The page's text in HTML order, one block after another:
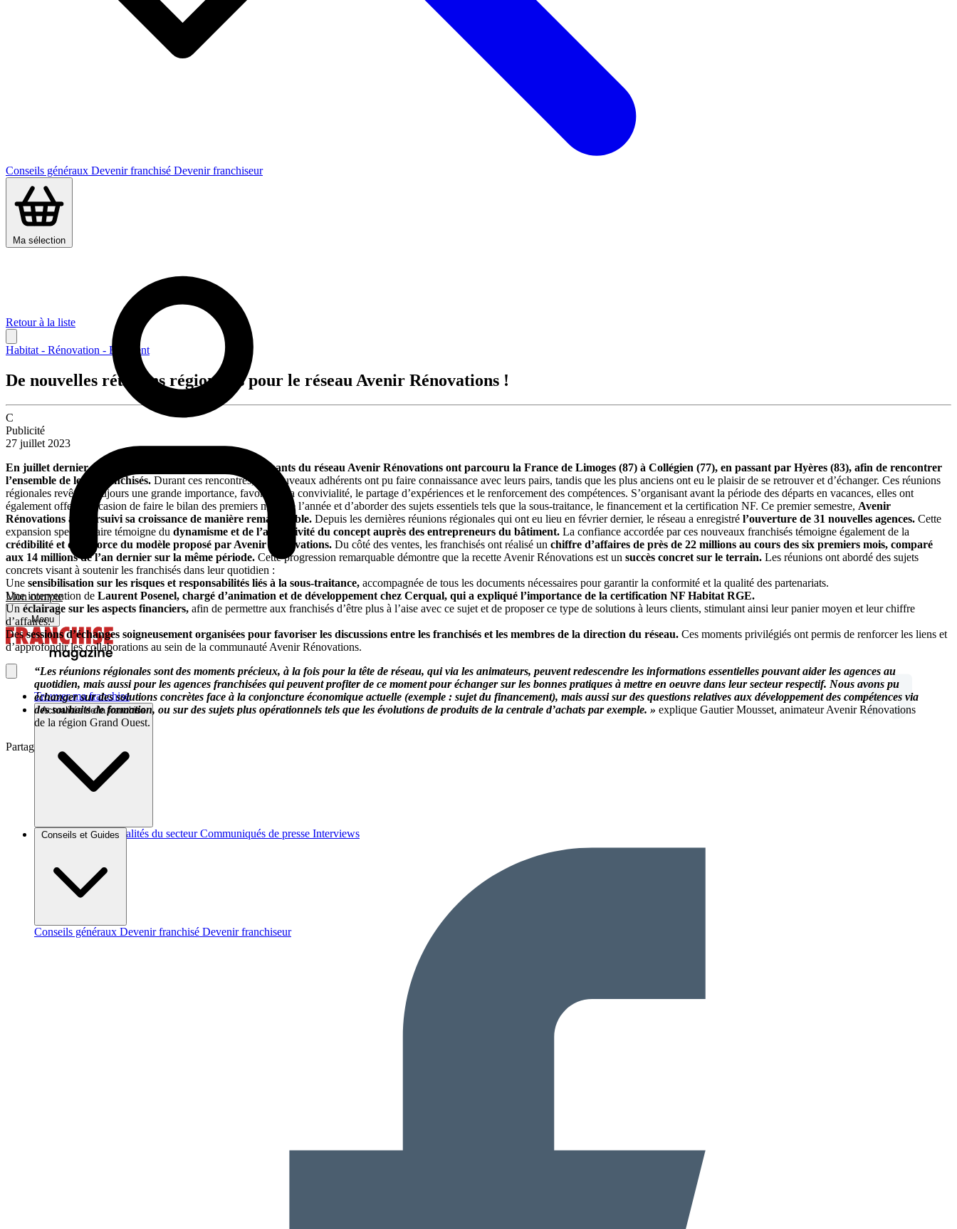
Conseils généraux Devenir franchisé Devenir franchiseur
Ma sélection
Mon compte
Menu
Trouver ma franchise
Actualités de la franchise
Brèves et actus Actualités du secteur Communiqués de presse Interviews
Conseils et Guides
Conseils généraux Devenir franchisé Devenir franchiseur
Retour à la liste
Habitat - Rénovation - Bâtiment
De nouvelles réunions régionales pour le réseau Avenir Rénovations !
C
Publicité
27 juillet 2023
En juillet dernier, les équipes d’animateurs et d’intervenants du réseau Avenir Rénovations ont parcouru la France de Limoges (87) à Collégien (77), en passant par Hyères (83), afin de rencontrer
l’ensemble de leurs franchisés. Durant ces rencontres, les nouveaux adhérents ont pu faire connaissance avec leurs pairs, tandis que les plus anciens ont eu le plaisir de se retrouver et d’échanger. Ces réunions
régionales revêtent toujours une grande importance, favorisant la convivialité, le partage d’expériences et le renforcement des compétences. S’organisant avant la période des départs en vacances, elles ont
également offert l’occasion de faire le bilan des premiers mois de l’année et d’aborder des sujets essentiels tels que la sous-traitance, le financement et la certification NF. Ce premier semestre, Avenir
Rénovations a poursuivi sa croissance de manière remarquable. Depuis les dernières réunions régionales qui ont eu lieu en février dernier, le réseau a enregistré l’ouverture de 31 nouvelles agences. Cette
expansion spectaculaire témoigne du dynamisme et de l’attractivité du concept auprès des entrepreneurs du bâtiment. La confiance accordée par ces nouveaux franchisés témoigne également de la
crédibilité et de la force du modèle proposé par Avenir Rénovations. Du côté des ventes, les franchisés ont réalisé un chiffre d’affaires de près de 22 millions au cours des six premiers mois, comparé
aux 14 millions de l’an dernier sur la même période. Cette progression remarquable démontre que la recette Avenir Rénovations est un succès concret sur le terrain. Les réunions ont abordé des sujets
concrets visant à soutenir les franchisés dans leur quotidien :
Une sensibilisation sur les risques et responsabilités liés à la sous-traitance, accompagnée de tous les documents nécessaires pour garantir la conformité et la qualité des partenariats.
Une intervention de Laurent Posenel, chargé d’animation et de développement chez Cerqual, qui a expliqué l’importance de la certification NF Habitat RGE.
Un éclairage sur les aspects financiers, afin de permettre aux franchisés d’être plus à l’aise avec ce sujet et de proposer ce type de solutions à leurs clients, stimulant ainsi leur panier moyen et leur chiffre
d’affaires.
Dessessions d’échanges soigneusement organisées pour favoriser les discussions entre les franchisés et les membres de la direction du réseau. Ces moments privilégiés ont permis de renforcer les liens et
d’approfondir les collaborations au sein de la communauté Avenir Rénovations.
“Les réunions régionales sont des moments précieux, à la fois pour la tête de réseau, qui via les animateurs, peuvent redescendre les informations essentielles pouvant aider les agences au
quotidien, mais aussi pour les agences franchisées qui peuvent profiter de ce moment pour échanger sur les bonnes pratiques à mettre en oeuvre dans leur secteur respectif. Nous avons pu
échanger sur des solutions concrètes face à la conjoncture économique actuelle (exemple : sujet du financement), mais aussi sur des questions relatives aux développement des compétences via
des souhaits de formation, ou sur des sujets plus opérationnels tels que les évolutions de produits de la centrale d’achats par exemple. » explique Gautier Mousset, animateur Avenir Rénovations
de la région Grand Ouest.
Partager sur :